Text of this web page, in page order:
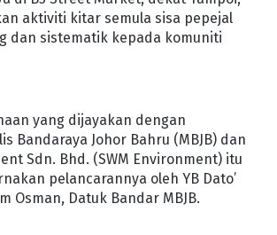
aktiviti kitar semula sisa pepejal
dan sistematik kepada komuniti
yang dijayakan dengan
Bandaraya Johor Bahru (MBJB) dan
Sdn. Bhd. (SWM Environment) itu
pelancarannya oleh YB Dato’
Osman, Datuk Bandar MBJB.